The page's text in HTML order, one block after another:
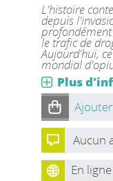
L'histoire
depuis
le trafic de
Aujourd'hui,
mondial
Plus
Aucun
En ligne